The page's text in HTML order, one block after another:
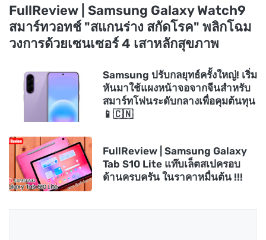
FullReview | Samsung Galaxy Watch9
สมาร์ทวอทช์ "สแกนร่าง สกัดโรค" พลิกโฉม
วงการด้วยเซนเซอร์ 4 เสาหลักสุขภาพ
Samsung ปรับกลยุทธ์ครั้งใหญ่! เริ่ม
หันมาใช้แผงหน้าจอจากจีนสำหรับ
สมาร์ทโฟนระดับกลางเพื่อคุมต้นทุน
📱🇨🇳
FullReview | Samsung Galaxy
Tab S10 Lite แท๊บเล็ตสเปครอบ
ด้านครบครัน ในราคาหมื่นต้น !!!